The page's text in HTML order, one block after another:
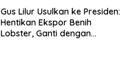
Gus Lilur Usulkan ke Presiden:
Hentikan Ekspor Benih
Lobster, Ganti dengan